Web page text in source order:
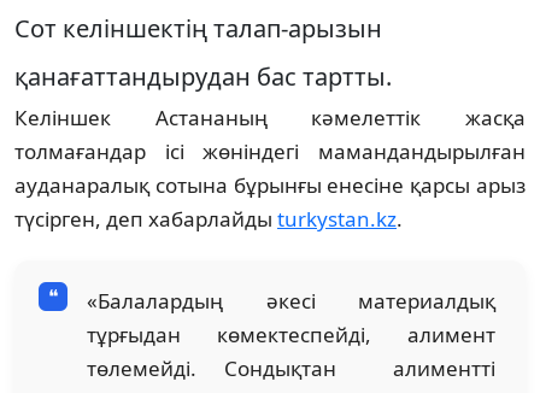
Сот келіншектің талап-арызын
қанағаттандырудан бас тартты.
Келіншек Астананың кәмелеттік жасқа
толмағандар ісі жөніндегі мамандандырылған
ауданаралық сотына бұрынғы енесіне қарсы арыз
түсірген, деп хабарлайды turkystan.kz.
«Балалардың әкесі материалдық
тұрғыдан көмектеспейді, алимент
төлемейді. Сондықтан алиментті